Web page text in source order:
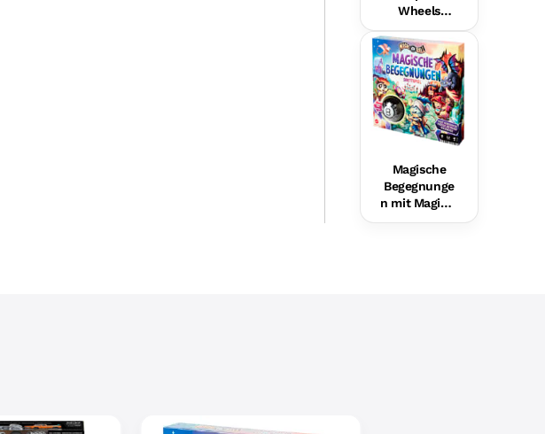
Wheels
Custom ’62
Chevy
Pickup
Bauset (858
Teile), Für
Sammler
Magische
Begegnunge
n mit Magic 8
Ball